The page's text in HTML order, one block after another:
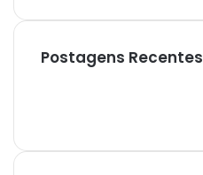
Postagens Recentes